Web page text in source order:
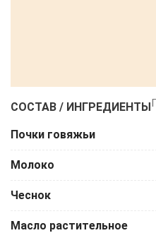
СОСТАВ / ИНГРЕДИЕНТЫ
Почки говяжьи
Молоко
Чеснок
Масло растительное